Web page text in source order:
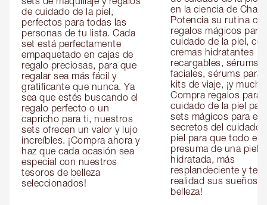
de cuidado de la piel,
perfectos para todas las
personas de tu lista. Cada
set está perfectamente
empaquetado en cajas de
regalo preciosas, para que
regalar sea más fácil y
gratificante que nunca. Ya
sea que estés buscando el
regalo perfecto o un
capricho para ti, nuestros
sets ofrecen un valor y lujo
increíbles. ¡Compra ahora y
haz que cada ocasión sea
especial con nuestros
tesoros de belleza
seleccionados!
en la ciencia de
Potencia su rutina
regalos mágicos para
cuidado de la piel,
cremas hidratantes
recargables, sérums
faciales, sérums para
kits de viaje, ¡y
Compra regalos para
cuidado de la piel
sets mágicos para
secretos del cuidado
piel para que todo el
presuma de una piel
hidratada, más
resplandeciente y
realidad sus sueños
belleza!